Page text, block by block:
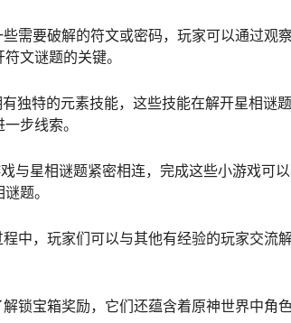
需要破解的符文或密码，玩家可以通过观
文谜题的关键。
独特的元素技能，这些技能在解开星相谜
步线索。
与星相谜题紧密相连，完成这些小游戏可
题。
中，玩家们可以与其他有经验的玩家交流
锁宝箱奖励，它们还蕴含着原神世界中角